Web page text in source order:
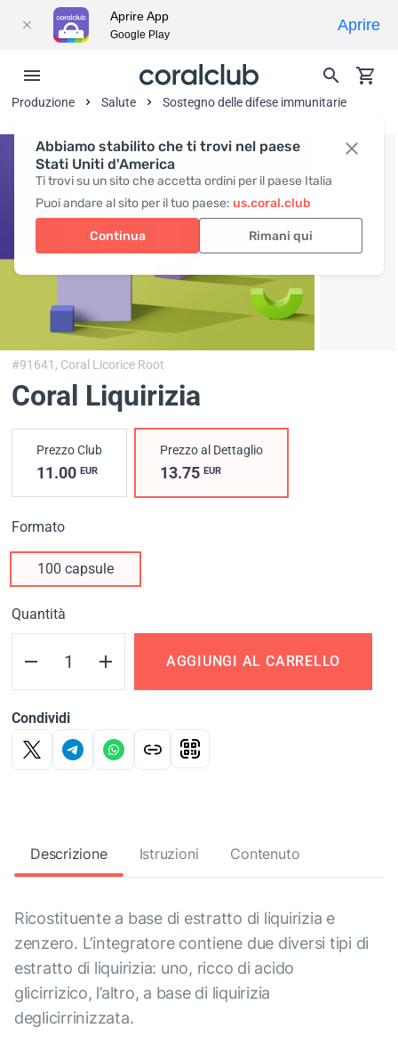
Abbiamo stabilito che ti trovi nel paese
Stati Uniti d'America
Ti trovi su un sito che accetta ordini per il paese Italia
Puoi andare al sito per il tuo paese: us.coral.club
Continua Rimani qui
Produzione Salute Sostegno delle difese immunitarie
#91641, Coral Licorice Root
Coral Liquirizia
Prezzo Club
11.00 EUR
Prezzo al Dettaglio
13.75EUR
Formato
100 capsule
Quantità
AGGIUNGI AL CARRELLO
Condividi
Descrizione Istruzioni Contenuto
Ricostituente a base di estratto di liquirizia e
zenzero. L’integratore contiene due diversi tipi di
estratto di liquirizia: uno, ricco di acido
glicirrizico, l’altro, a base di liquirizia
deglicirrinizzata.
Aprire App
Google Play
Aprire